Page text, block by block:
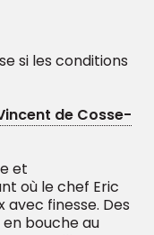
si les conditions
de Cosse-
et
où le chef Eric
finesse. Des
bouche au